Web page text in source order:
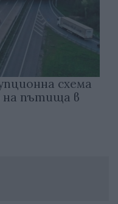
схема
пътища в